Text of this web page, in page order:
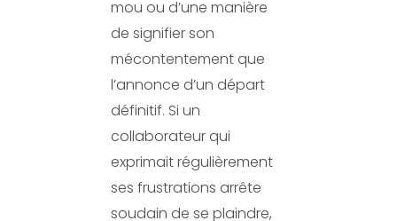
mou ou d’une manière
de signifier son
mécontentement que
l’annonce d’un départ
définitif. Si un
collaborateur qui
exprimait régulièrement
ses frustrations arrête
soudain de se plaindre,